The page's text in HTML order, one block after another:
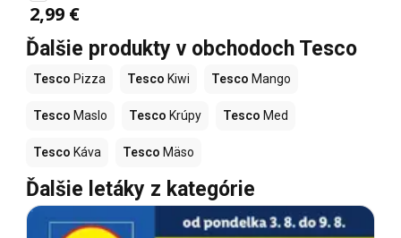
2,99 €
Ďalšie produkty v obchodoch Tesco
Tesco Pizza Tesco Kiwi Tesco Mango
Tesco Maslo Tesco Krúpy Tesco Med
Tesco Káva Tesco Mäso
Ďalšie letáky z kategórie